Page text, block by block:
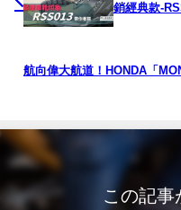
銷經典款-
航向偉大航道！HONDA「
この記